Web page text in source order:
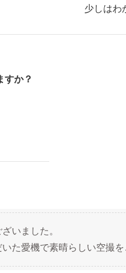
少しはわ
すか？
いました。
た愛機で素晴らしい空撮